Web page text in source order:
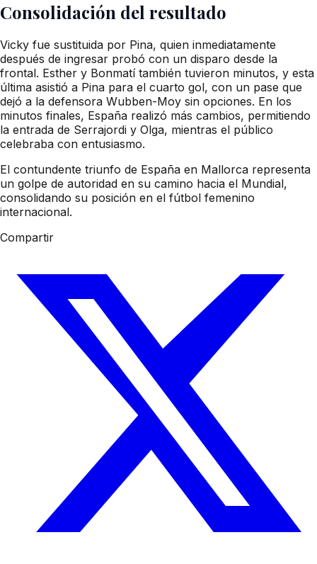
Consolidación del resultado
Vicky fue sustituida por Pina, quien inmediatamente
después de ingresar probó con un disparo desde la
frontal. Esther y Bonmatí también tuvieron minutos, y esta
última asistió a Pina para el cuarto gol, con un pase que
dejó a la defensora Wubben-Moy sin opciones. En los
minutos finales, España realizó más cambios, permitiendo
la entrada de Serrajordi y Olga, mientras el público
celebraba con entusiasmo.
El contundente triunfo de España en Mallorca representa
un golpe de autoridad en su camino hacia el Mundial,
consolidando su posición en el fútbol femenino
internacional.
Compartir